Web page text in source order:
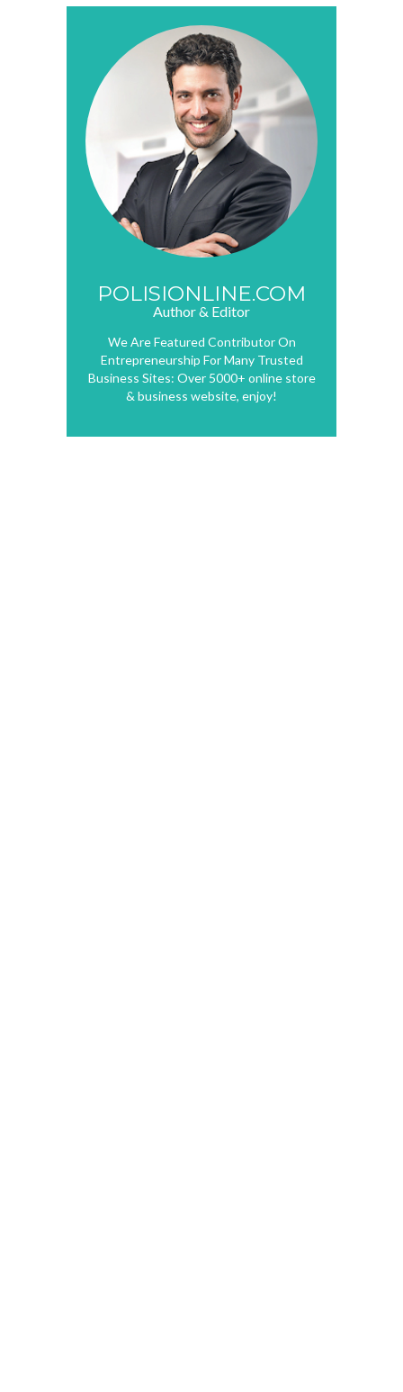
POLISIONLINE.COM
Author & Editor
We Are Featured Contributor On
Entrepreneurship For Many Trusted
Business Sites: Over 5000+ online store
& business website, enjoy!